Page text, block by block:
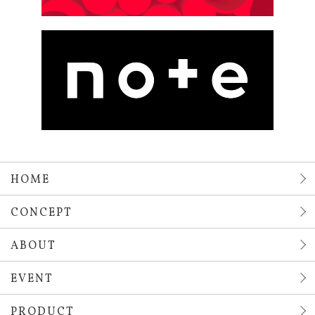
HOME
CONCEPT
ABOUT
EVENT
PRODUCT